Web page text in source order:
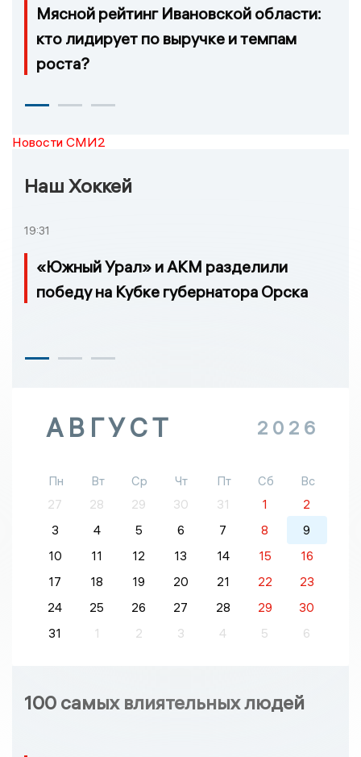
Мясной рейтинг Ивановской области:
кто лидирует по выручке и темпам
роста?
Новости СМИ2
Наш Хоккей
19:31
«Южный Урал» и АКМ разделили
победу на Кубке губернатора Орска
АВГУСТ 2026
Пн Вт Ср Чт Пт Сб
Вс
27
28 29 30 31 1
2
3
4 5 6 7 8
9
10
11 12 13 14 15
16
17
18 19 20 21 22
23
24
25 26 27 28 29
30
31
1 2 3 4 5 6
100 самых влиятельных людей